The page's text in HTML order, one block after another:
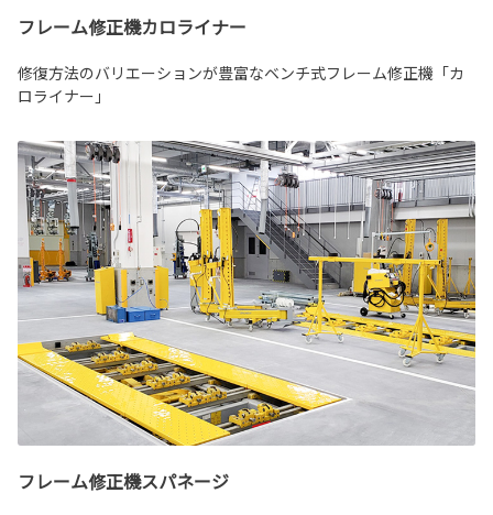
フレーム修正機カロライナー
修復方法のバリエーションが豊富なベンチ式フレーム修正機「カ
ロライナー」
フレーム修正機スパネージ